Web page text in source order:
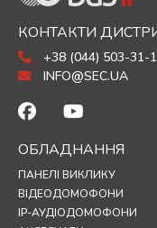
КОНТАКТИ
+38 (044) 503-31-
INFO@SEC.UA
ОБЛАДНАННЯ
ПАНЕЛІ ВИКЛИКУ
ВІДЕОДОМОФОНИ
IP-АУДІОДОМОФОНИ